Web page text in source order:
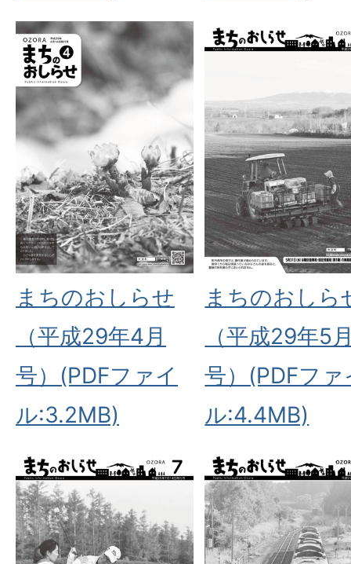
まちのおしらせ
（平成29年4月
号）(PDFファイ
ル:3.2MB)
まちのおしら
（平成29年5
号）(PDFファ
ル:4.4MB)